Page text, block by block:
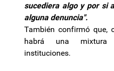
sucediera algo y por si
alguna denuncia".
También confirmó que,
habrá una mixtura
instituciones.